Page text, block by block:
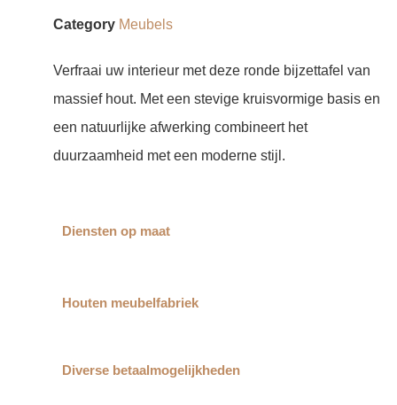
Category Meubels
Verfraai uw interieur met deze ronde bijzettafel van
massief hout. Met een stevige kruisvormige basis en
een natuurlijke afwerking combineert het
duurzaamheid met een moderne stijl.
Diensten op maat
Houten meubelfabriek
Diverse betaalmogelijkheden